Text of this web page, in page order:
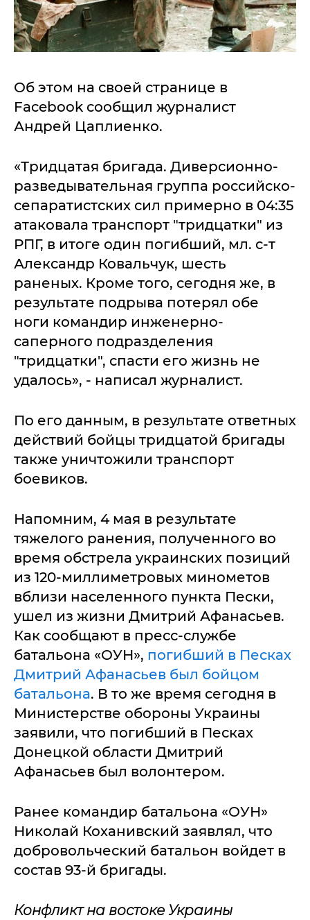
Об этом на своей странице в
Facebook сообщил журналист
Андрей Цаплиенко.
«Тридцатая бригада. Диверсионно-
разведывательная группа российско-
сепаратистских сил примерно в 04:35
атаковала транспорт "тридцатки" из
РПГ, в итоге один погибший, мл. с-т
Александр Ковальчук, шесть
раненых. Кроме того, сегодня же, в
результате подрыва потерял обе
ноги командир инженерно-
саперного подразделения
"тридцатки", спасти его жизнь не
удалось», - написал журналист.
По его данным, в результате ответных
действий бойцы тридцатой бригады
также уничтожили транспорт
боевиков.
Напомним, 4 мая в результате
тяжелого ранения, полученного во
время обстрела украинских позиций
из 120-миллиметровых минометов
вблизи населенного пункта Пески,
ушел из жизни Дмитрий Афанасьев.
Как сообщают в пресс-службе
батальона «ОУН», погибший в Песках
Дмитрий Афанасьев был бойцом
батальона. В то же время сегодня в
Министерстве обороны Украины
заявили, что погибший в Песках
Донецкой области Дмитрий
Афанасьев был волонтером.
Ранее командир батальона «ОУН»
Николай Коханивский заявлял, что
добровольческий батальон войдет в
состав 93-й бригады.
Конфликт на востоке Украины